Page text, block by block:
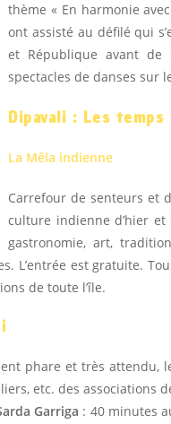
thème « En harmonie
ont assisté au défilé qui
et République avant de
spectacles de danses sur
Dipavali : Les
La Mêla indienne
Carrefour de senteurs et
culture indienne d’hier et
gastronomie, art,
L’entrée est gratuite.
de toute l’île.
phare et très attendu,
etc. des associa­tions
Garriga : 40 minutes